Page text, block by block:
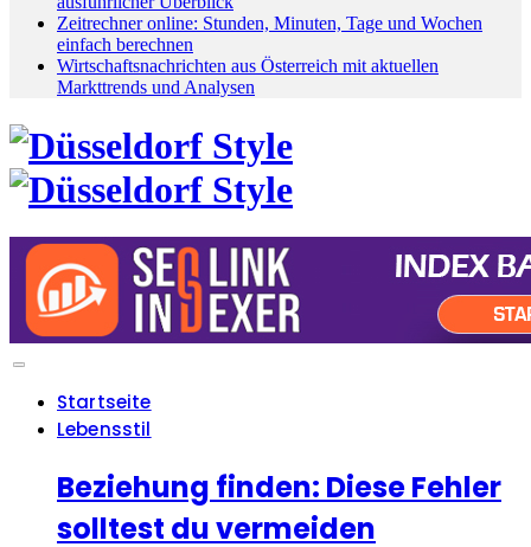
Zeitrechner online: Stunden, Minuten, Tage und Wochen
einfach berechnen
Wirtschaftsnachrichten aus Österreich mit aktuellen
Markttrends und Analysen
Startseite
Lebensstil
Beziehung finden: Diese Fehler
solltest du vermeiden